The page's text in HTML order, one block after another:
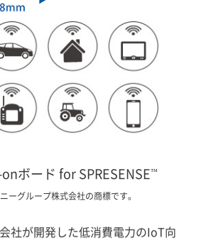
ボード for SPRESENSE™
ーグループ株式会社の商標です。
社が開発した低消費電力のIoT向